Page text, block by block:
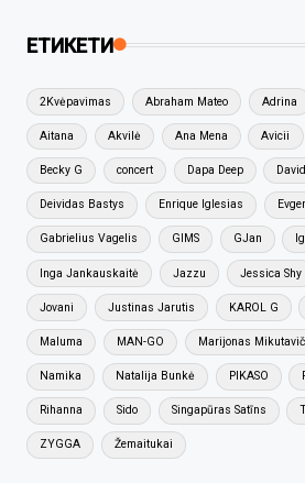
ЕТИКЕТИ
2Kvėpavimas Abraham Mateo Adrina
Aitana Akvilė Ana Mena Avicii
Becky G concert Dapa Deep
Deividas Bastys Enrique Iglesias
Gabrielius Vagelis GIMS GJan
Inga Jankauskaitė Jazzu Jessica Shy
Jovani Justinas Jarutis KAROL G
Maluma MAN-GO Marijonas
Namika Natalija Bunkė PIKASO
Rihanna Sido Singapūras Satīns
ZYGGA Žemaitukai